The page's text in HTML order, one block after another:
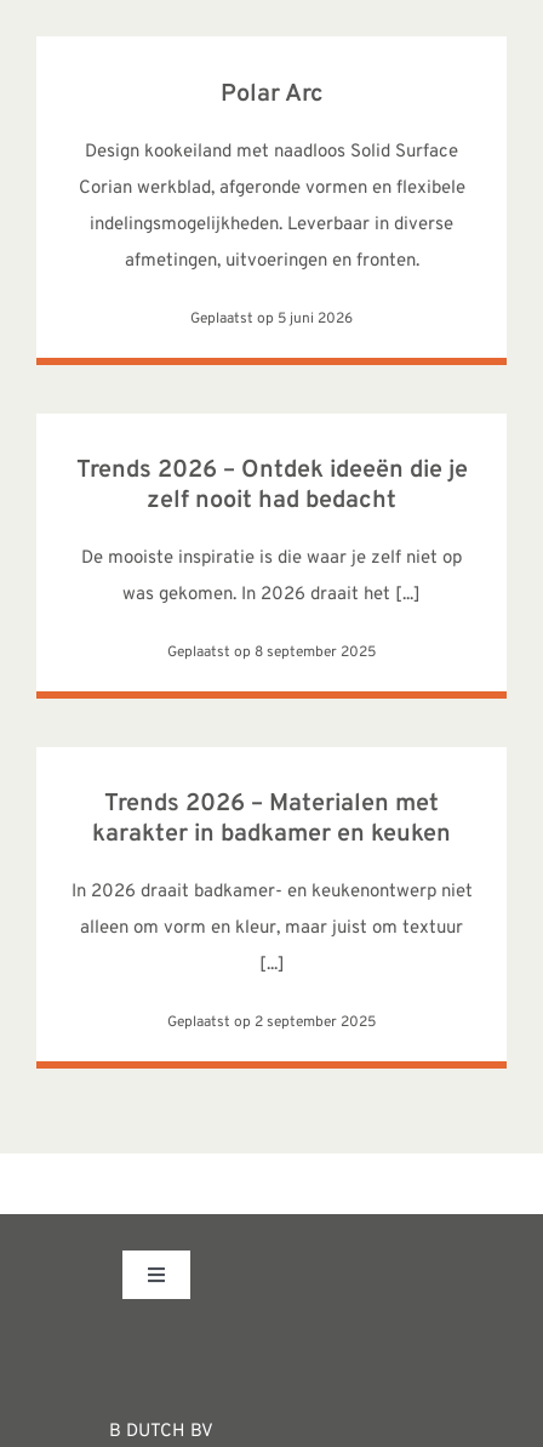
Polar Arc
Design kookeiland met naadloos Solid Surface
Corian werkblad, afgeronde vormen en flexibele
indelingsmogelijkheden. Leverbaar in diverse
afmetingen, uitvoeringen en fronten.
Geplaatst op 5 juni 2026
Trends 2026 – Ontdek ideeën die je
zelf nooit had bedacht
De mooiste inspiratie is die waar je zelf niet op
was gekomen. In 2026 draait het [...]
Geplaatst op 8 september 2025
Trends 2026 – Materialen met
karakter in badkamer en keuken
In 2026 draait badkamer- en keukenontwerp niet
alleen om vorm en kleur, maar juist om textuur
[...]
Geplaatst op 2 september 2025
Toggle
WEBSHOP
B DUTCH BV